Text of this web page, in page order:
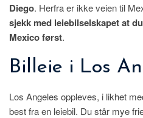
Diego. Herfra er ikke veien til
sjekk med leiebilselskapet at
Mexico først.
Billeie i Los
Los Angeles oppleves, i likhet
best fra en leiebil. Du står mye